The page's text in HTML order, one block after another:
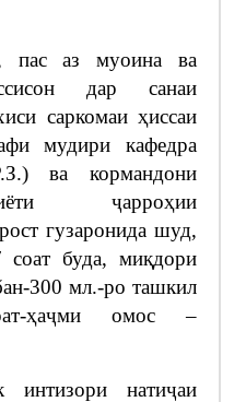
пас аз муоина ва
дар санаи
саркомаи ҳиссаи
мудири кафедра
ва кормандони
ҷарроҳии
гузаронида шуд,
буда, миқдори
300 мл.-ро ташкил
ҳаҷми омос –
интизори натиҷаи